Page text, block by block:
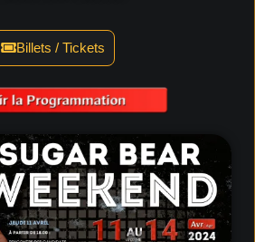
Billets / Tickets